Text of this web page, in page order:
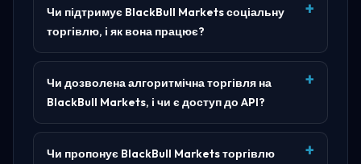
Чи підтримує BlackBull Markets соціальну
торгівлю, і як вона працює?
Чи дозволена алгоритмічна торгівля на
BlackBull Markets, і чи є доступ до API?
Чи пропонує BlackBull Markets торгівлю